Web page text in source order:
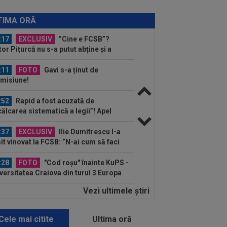
ORĂ
Yan Diomande, la echipa a doua!
EXCLUSIV
”Cine e FCSB”?
Pițurcă nu s-a putut abține și a
FOTO
Gavi s-a ținut de
Rapid a fost acuzată de
sistematică a legii”! Apel
EXCLUSIV
Ilie Dumitrescu l-a
vinovat la FCSB: ”N-ai cum să faci
FOTO
"Cod roșu" înainte KuPS -
Craiova din turul 3 Europa
A fost omorât la doar 27 de ani,
David Popovici e gata de
Vezi ultimele ştiri
mai citite Ultima oră